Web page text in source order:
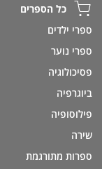
כל הספרים
ספרי ילדים
ספרי נוער
פסיכולוגיה
ביוגרפיה
פילוסופיה
שירה
ספרות מתורגמת